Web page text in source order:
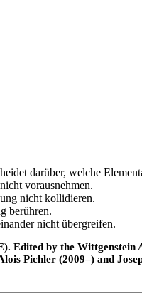
darüber, welche
vorausnehmen.
nicht kollidieren.
berühren.
nicht übergreifen.
Edited by the
Pichler (2009–) and